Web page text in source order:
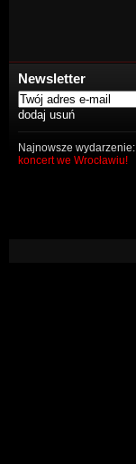
Newsletter
Najnowsze wydarzenie:
koncert we Wrocławiu!